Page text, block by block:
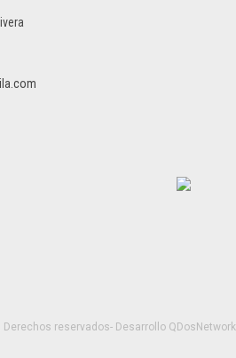
Derechos reservados- Desarrollo QDosNetwork